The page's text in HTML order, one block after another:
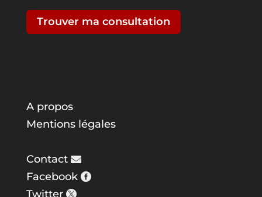
Trouver ma consultation
A propos
Mentions légales
Contact
Facebook
Twitter